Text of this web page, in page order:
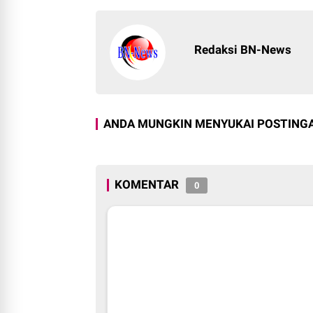
Redaksi BN-News
ANDA MUNGKIN MENYUKAI
KOMENTAR 0